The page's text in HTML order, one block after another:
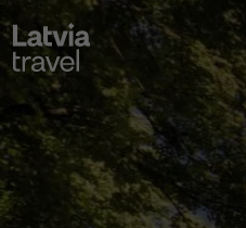
Hoppa till huvudinnehåll